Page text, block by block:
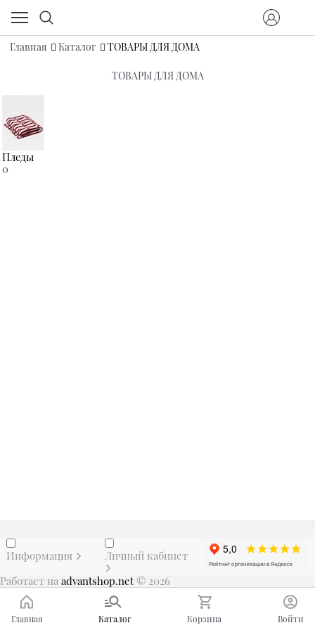
Главная Каталог ТОВАРЫ ДЛЯ ДОМА
ТОВАРЫ ДЛЯ ДОМА
Пледы
0
Информация
Личный кабинет
Работает на advantshop.net © 2026
Главная Каталог Корзина Войти